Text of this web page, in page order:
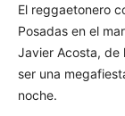
El reggaetonero
Posadas en el
Javier Acosta, de
ser una
noche.